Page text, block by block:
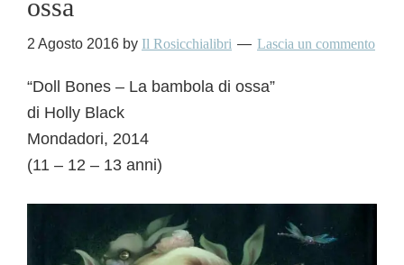
ossa
2 Agosto 2016 by Il Rosicchialibri Lascia un commento
“Doll Bones – La bambola di ossa”
di Holly Black
Mondadori, 2014
(11 – 12 – 13 anni)